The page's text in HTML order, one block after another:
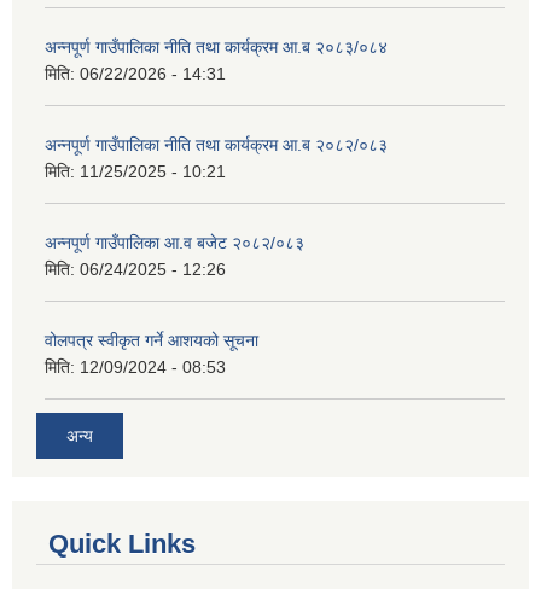
अन्नपूर्ण गाउँपालिका नीति तथा कार्यक्रम आ.ब २०८३/०८४
मिति: 06/22/2026 - 14:31
अन्नपूर्ण गाउँपालिका नीति तथा कार्यक्रम आ.ब २०८२/०८३
मिति: 11/25/2025 - 10:21
अन्नपूर्ण गाउँपालिका आ.व बजेट २०८२/०८३
मिति: 06/24/2025 - 12:26
वोलपत्र स्वीकृत गर्ने आशयको सूचना
मिति: 12/09/2024 - 08:53
अन्य
Quick Links